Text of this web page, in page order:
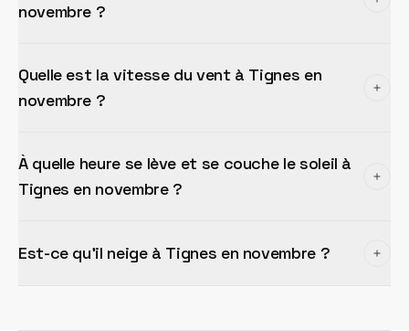
novembre ?
Quelle est la vitesse du vent à Tignes en
novembre ?
À quelle heure se lève et se couche le soleil à
Tignes en novembre ?
Est-ce qu'il neige à Tignes en novembre ?